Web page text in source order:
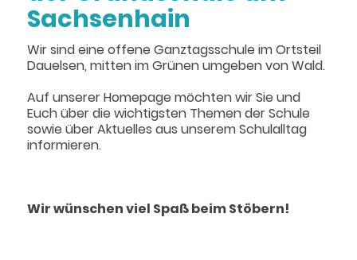
Sachsenhain
Wir sind eine offene Ganztagsschule im Ortsteil
Dauelsen, mitten im Grünen umgeben von Wald.
Auf unserer Homepage möchten wir Sie und
Euch über die wichtigsten Themen der Schule
sowie über Aktuelles aus unserem Schulalltag
informieren.
Wir wünschen viel Spaß beim Stöbern!